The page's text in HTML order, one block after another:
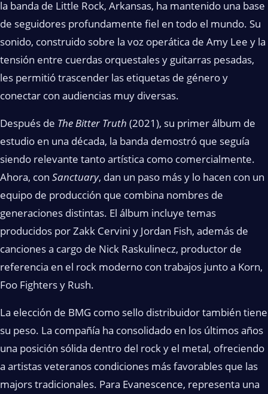
la banda de Little Rock, Arkansas, ha mantenido una base
de seguidores profundamente fiel en todo el mundo. Su
sonido, construido sobre la voz operática de Amy Lee y la
tensión entre cuerdas orquestales y guitarras pesadas,
les permitió trascender las etiquetas de género y
conectar con audiencias muy diversas.
Después de The Bitter Truth (2021), su primer álbum de
estudio en una década, la banda demostró que seguía
siendo relevante tanto artística como comercialmente.
Ahora, con Sanctuary, dan un paso más y lo hacen con un
equipo de producción que combina nombres de
generaciones distintas. El álbum incluye temas
producidos por Zakk Cervini y Jordan Fish, además de
canciones a cargo de Nick Raskulinecz, productor de
referencia en el rock moderno con trabajos junto a Korn,
Foo Fighters y Rush.
La elección de BMG como sello distribuidor también tiene
su peso. La compañía ha consolidado en los últimos años
una posición sólida dentro del rock y el metal, ofreciendo
a artistas veteranos condiciones más favorables que las
majors tradicionales. Para Evanescence, representa una